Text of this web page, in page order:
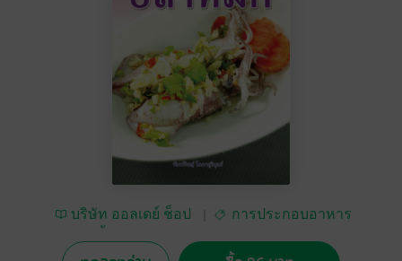
บริษัท ออลเดย์ ช็อป
การประกอบอาหาร